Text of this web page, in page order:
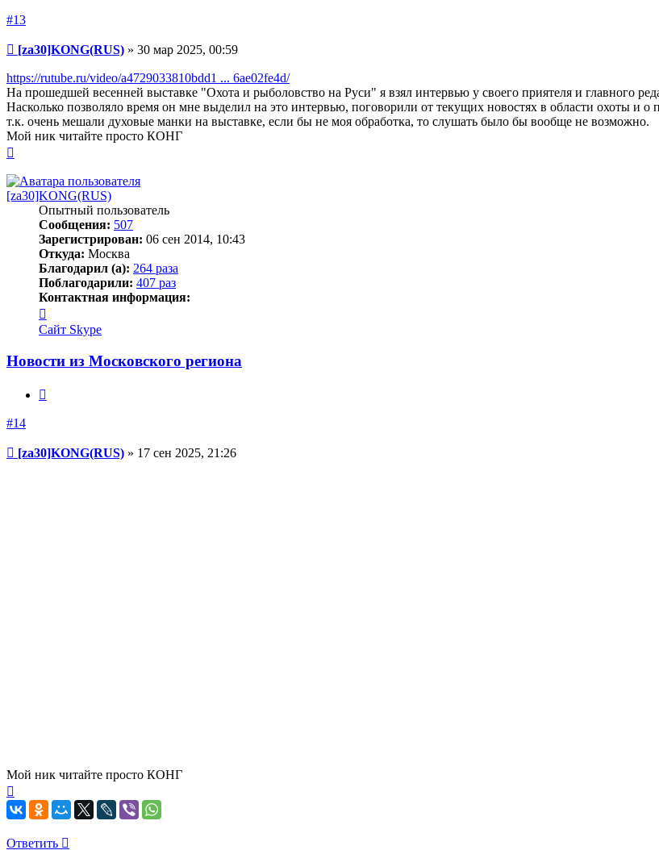
#13
Сообщение
[za30]KONG(RUS) » 30 мар 2025, 00:59
https://rutube.ru/video/a4729033810bdd1 ... 6ae02fe4d/
На прошедшей весенней выставке "Охота и рыболовство на Руси" я взял интервью у своего приятеля и главного
Насколько позволяло время он мне выделил на это интервью, поговорили от текущих новостях в области охоты и о
т.к. очень мешали духовые манки на выставке, если бы не моя обработка, то слушать было бы вообще не возможно.
Мой ник читайте просто КОНГ
началу
[za30]KONG(RUS)
Опытный пользователь
Сообщения: 507
Зарегистрирован: 06 сен 2014, 10:43
Откуда: Москва
Благодарил (а): 264 раза
Поблагодарили: 407 раз
Контактная информация:
информация
пользователя
[za30]KONG(RUS)
Сайт Skype
Новости из Московского региона
#14
Сообщение
[za30]KONG(RUS) » 17 сен 2025, 21:26
Мой ник читайте просто КОНГ
к
началу
Ответить
Ответить